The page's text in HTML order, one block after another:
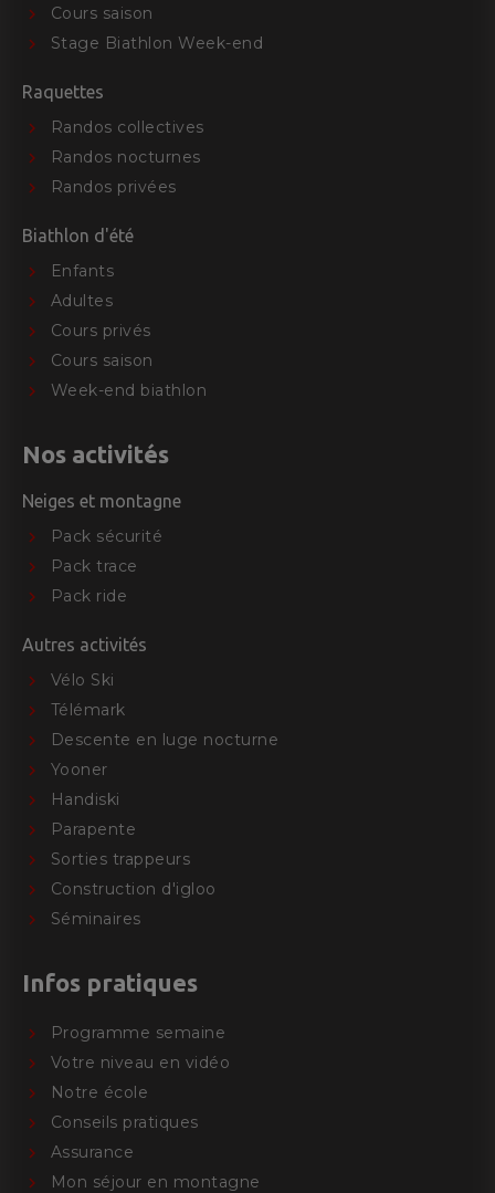
Cours saison
Stage Biathlon Week-end
Raquettes
Randos collectives
Randos nocturnes
Randos privées
Biathlon d'été
Enfants
Adultes
Cours privés
Cours saison
Week-end biathlon
Nos activités
Neiges et montagne
Pack sécurité
Pack trace
Pack ride
Autres activités
Vélo Ski
Télémark
Descente en luge nocturne
Yooner
Handiski
Parapente
Sorties trappeurs
Construction d'igloo
Séminaires
Infos pratiques
Programme semaine
Votre niveau en vidéo
Notre école
Conseils pratiques
Assurance
Mon séjour en montagne